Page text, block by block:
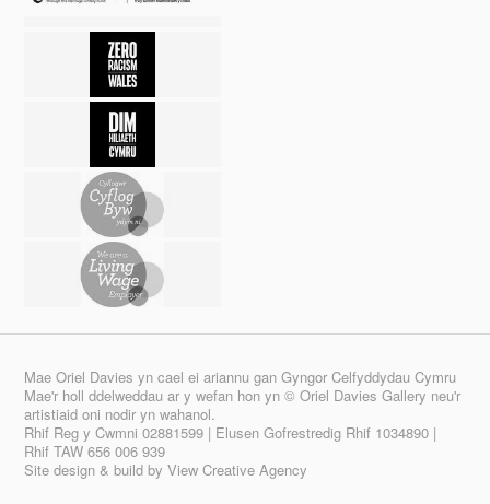
Mae Oriel Davies yn cael ei ariannu gan Gyngor Celfyddydau Cymru
Mae'r holl ddelweddau ar y wefan hon yn © Oriel Davies Gallery neu'r
artistiaid oni nodir yn wahanol.
Rhif Reg y Cwmni 02881599 | Elusen Gofrestredig Rhif 1034890 |
Rhif TAW 656 006 939
Site design & build byView Creative Agency